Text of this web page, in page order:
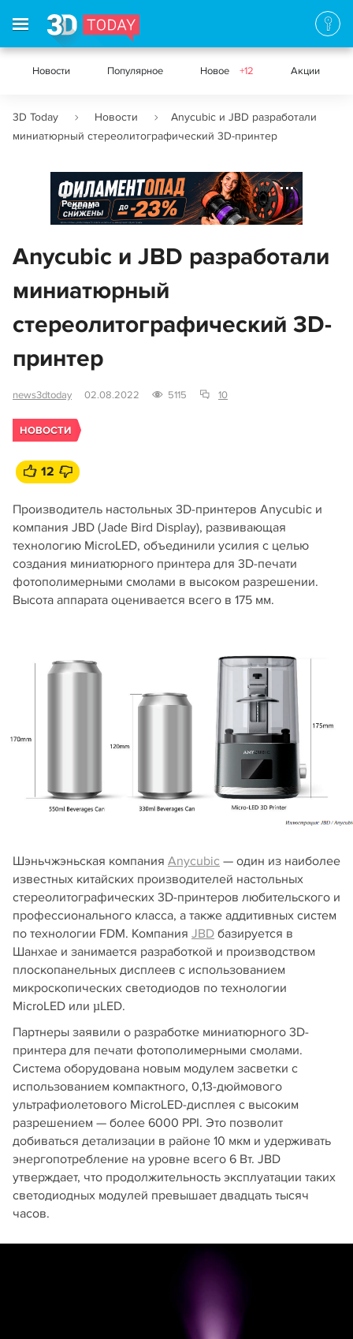
Новости Популярное Новое +12 Акции
3D Today Новости
Anycubic и JBD разработали
миниатюрный стереолитографический 3D-принтер
Реклама
Anycubic и JBD разработали
миниатюрный
стереолитографический 3D-
принтер
news3dtoday 02.08.2022 5115 10
НОВОСТИ
12
Производитель настольных 3D-принтеров Anycubic и
компания JBD (Jade Bird Display), развивающая
технологию MicroLED, объединили усилия с целью
создания миниатюрного принтера для 3D-печати
фотополимерными смолами в высоком разрешении.
Высота аппарата оценивается всего в 175 мм.
Шэньчжэньская компания Anycubic — один из наиболее
известных китайских производителей настольных
стереолитографических 3D-принтеров любительского и
профессионального класса, а также аддитивных систем
по технологии FDM. Компания JBD базируется в
Шанхае и занимается разработкой и производством
плоскопанельных дисплеев с использованием
микроскопических светодиодов по технологии
MicroLED или µLED.
Партнеры заявили о разработке миниатюрного 3D-
принтера для печати фотополимерными смолами.
Система оборудована новым модулем засветки с
использованием компактного, 0,13-дюймового
ультрафиолетового MicroLED-дисплея с высоким
разрешением — более 6000 PPI. Это позволит
добиваться детализации в районе 10 мкм и удерживать
энергопотребление на уровне всего 6 Вт. JBD
утверждает, что продолжительность эксплуатации таких
светодиодных модулей превышает двадцать тысяч
часов.